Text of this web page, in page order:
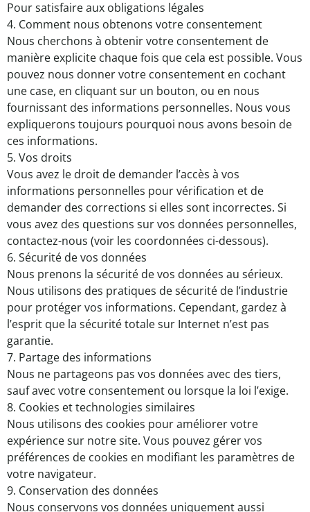
Pour satisfaire aux obligations légales
4. Comment nous obtenons votre consentement
Nous cherchons à obtenir votre consentement de
manière explicite chaque fois que cela est possible. Vous
pouvez nous donner votre consentement en cochant
une case, en cliquant sur un bouton, ou en nous
fournissant des informations personnelles. Nous vous
expliquerons toujours pourquoi nous avons besoin de
ces informations.
5. Vos droits
Vous avez le droit de demander l’accès à vos
informations personnelles pour vérification et de
demander des corrections si elles sont incorrectes. Si
vous avez des questions sur vos données personnelles,
contactez-nous (voir les coordonnées ci-dessous).
6. Sécurité de vos données
Nous prenons la sécurité de vos données au sérieux.
Nous utilisons des pratiques de sécurité de l’industrie
pour protéger vos informations. Cependant, gardez à
l’esprit que la sécurité totale sur Internet n’est pas
garantie.
7. Partage des informations
Nous ne partageons pas vos données avec des tiers,
sauf avec votre consentement ou lorsque la loi l’exige.
8. Cookies et technologies similaires
Nous utilisons des cookies pour améliorer votre
expérience sur notre site. Vous pouvez gérer vos
préférences de cookies en modifiant les paramètres de
votre navigateur.
9. Conservation des données
Nous conservons vos données uniquement aussi